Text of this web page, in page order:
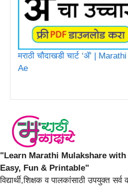
मराठी चौदाखडी चार्ट ‘ॲ’ |
Ae
"Learn Marathi Mulakshare with
Easy, Fun & Printable"
विद्यार्थी,शिक्षक व पालकांसाठी उपयुक्त